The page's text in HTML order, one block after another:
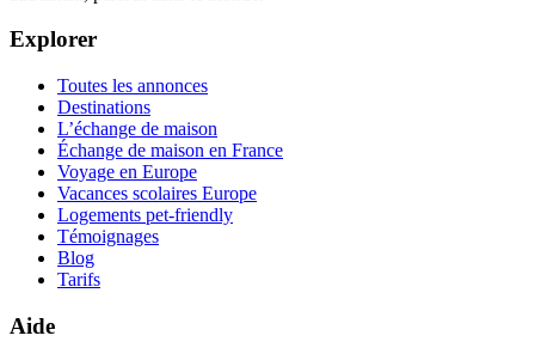
Explorer
Toutes les annonces
Destinations
L’échange de maison
Échange de maison en France
Voyage en Europe
Vacances scolaires Europe
Logements pet-friendly
Témoignages
Blog
Tarifs
Aide